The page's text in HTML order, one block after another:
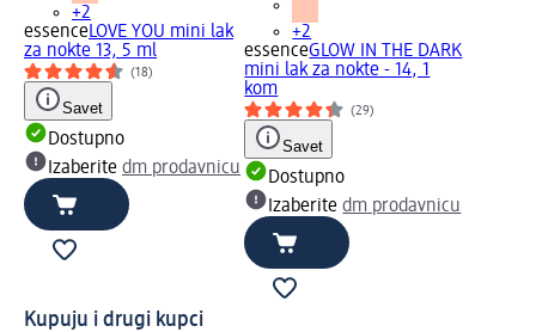
+2
essenceLOVE YOU mini lak
za nokte 13, 5 ml
(18)
Savet
Dostupno
Izaberite dm prodavnicu
+2
essenceGLOW IN THE DARK
mini lak za nokte - 14, 1
kom
(29)
Savet
Dostupno
Izaberitedm prodavnicu
Kupuju i drugi kupci